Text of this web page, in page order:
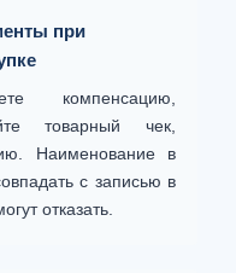
при
компенсацию,
товарный чек,
Наименование в
с записью в
отказать.